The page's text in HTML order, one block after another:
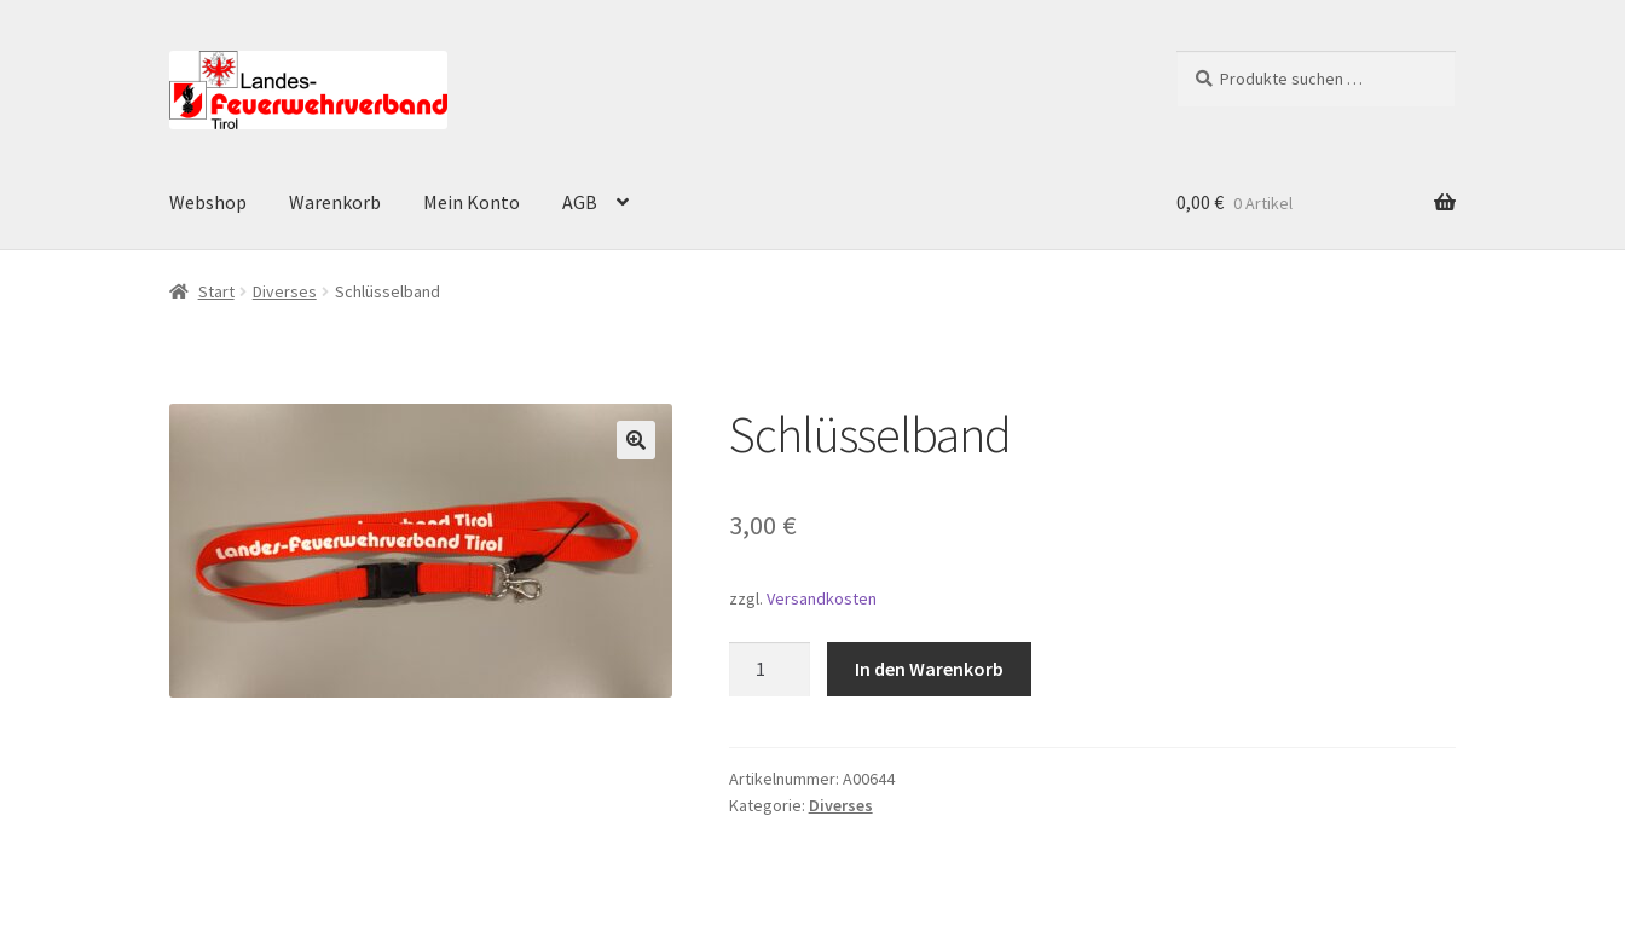
Navigation
springen
Zum
Inhalt
springen
nach:
Webshop Warenkorb Mein Konto AGB
Start AGB Datenschutz Datenschutzerklärung
0,00 € 0 Artikel
Start Diverses Schlüsselband
Schlüsselband
3,00 €
zzgl. Versandkosten
In den Warenkorb
Artikelnummer: A00644
Kategorie: Diverses